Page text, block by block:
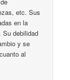
etc. Sus
en la
debilidad
y se
al